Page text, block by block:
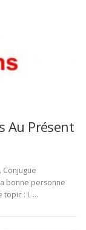
Au Présent
Conjugue
bonne personne
topic : L …